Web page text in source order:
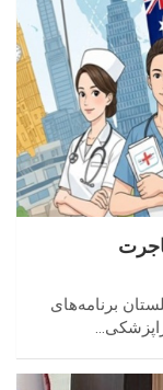
برنامه‌های